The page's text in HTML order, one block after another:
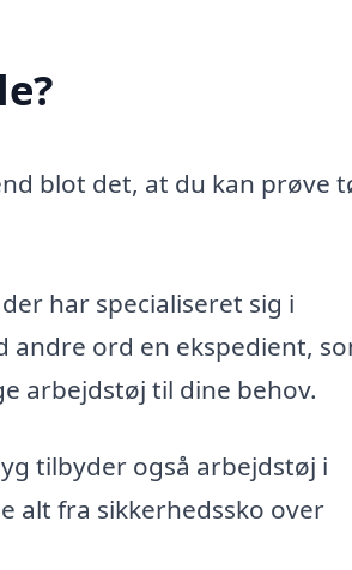
blot det, at du kan prøve
har specialiseret sig i
ord en ekspedient,
arbejdstøj til dine behov.
tilbyder også arbejdstøj i
alt fra sikkerhedssko over